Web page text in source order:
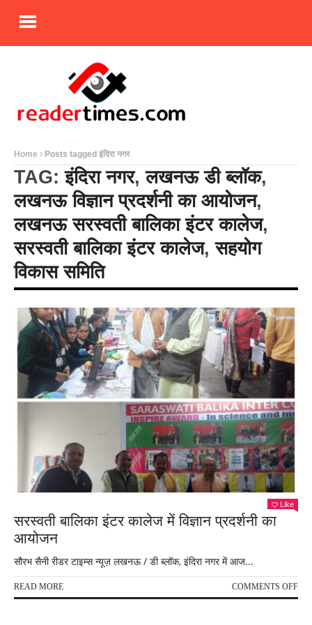
Home Posts tagged इंदिरा नगर
TAG:इंदिरा नगर,लखनऊ डी ब्लॉक,
लखनऊ विज्ञान प्रदर्शनी का आयोजन,
लखनऊ सरस्वती बालिका इंटर कालेज,
सरस्वती बालिका इंटर कालेज,सहयोग
विकास समिति
Like
सरस्वती बालिका इंटर कालेज में विज्ञान प्रदर्शनी का
आयोजन
सौरभ सैनी रीडर टाइम्स न्यूज़ लखनऊ / डी ब्लॉक, इंदिरा नगर में आज...
READ MORE COMMENTS OFFON